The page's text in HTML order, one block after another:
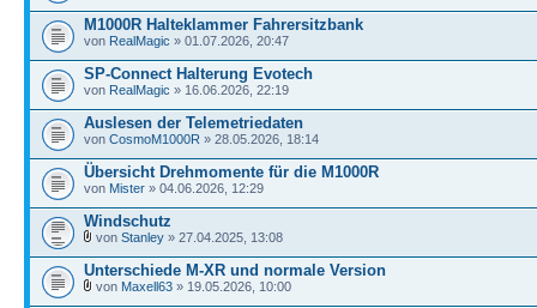
M1000R Halteklammer Fahrersitzbank
von RealMagic » 01.07.2026, 20:47
SP-Connect Halterung Evotech
von RealMagic » 16.06.2026, 22:19
Auslesen der Telemetriedaten
von CosmoM1000R » 28.05.2026, 18:14
Übersicht Drehmomente für die M1000R
von Mister » 04.06.2026, 12:29
Windschutz
von Stanley » 27.04.2025, 13:08
Unterschiede M-XR und normale Version
von Maxell63 » 19.05.2026, 10:00